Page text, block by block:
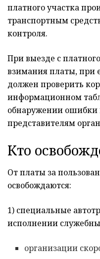
платного участка
транспортным
контроля.
При выезде с
взимания платы, при
должен проверить
информационном
обнаружении ошибки
представителям
Кто
От платы за
освобождаются:
1) специальные
исполнении
организации